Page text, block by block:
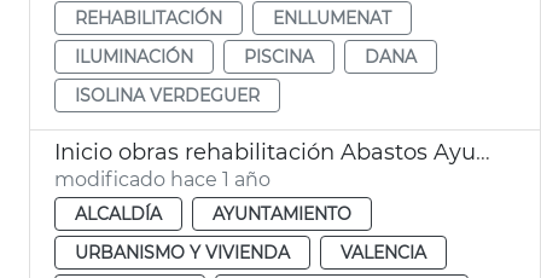
REHABILITACIÓN
ENLLUMENAT
ILUMINACIÓN
PISCINA
DANA
ISOLINA VERDEGUER
Inicio obras rehabilitación Abastos Ayuntamiento València
modificado hace 1 año
ALCALDÍA
AYUNTAMIENTO
URBANISMO Y VIVIENDA
VALENCIA